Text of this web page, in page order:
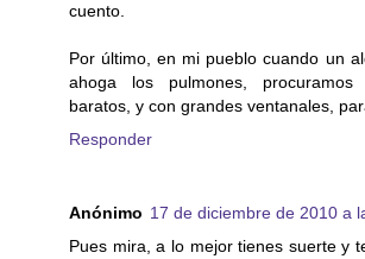
cuento.
Por último, en mi pueblo cuando un
ahoga los pulmones,
baratos, y con grandes ventanales,
Responder
Anónimo 17 de diciembre de 2010 a
Pues mira, a lo mejor tienes suerte y